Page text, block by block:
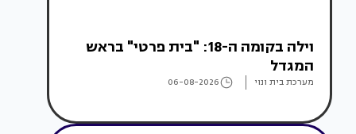
וילה בקומה ה-18: "בית פרטי" בראש
המגדל
מערכת בית ונוי 06-08-2026